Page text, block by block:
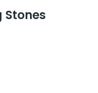
Stones